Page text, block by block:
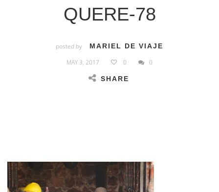
QUERE-78
posted by MARIEL DE VIAJE
MAY 3, 2017 0 0
SHARE